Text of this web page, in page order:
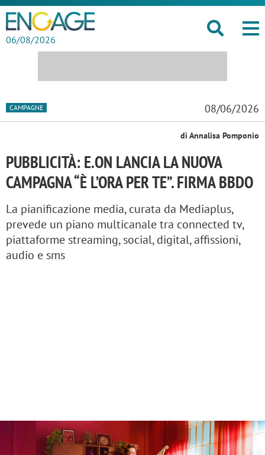
06/08/2026
CAMPAGNE 08/06/2026
di Annalisa Pomponio
PUBBLICITÀ: E.ON LANCIA LA NUOVA
CAMPAGNA “È L’ORA PER TE”. FIRMA BBDO
La pianificazione media, curata da Mediaplus,
prevede un piano multicanale tra connected tv,
piattaforme streaming, social, digital, affissioni,
audio e sms